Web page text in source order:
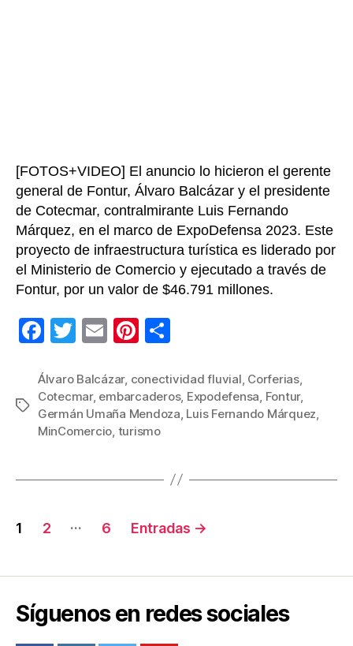
[FOTOS+VIDEO] El anuncio lo hicieron el gerente
general de Fontur, Álvaro Balcázar y el presidente
de Cotecmar, contralmirante Luis Fernando
Márquez, en el marco de ExpoDefensa 2023. Este
proyecto de infraestructura turística es liderado por
el Ministerio de Comercio y ejecutado a través de
Fontur, por un valor de $46.791 millones.
F
c
e
b
o
T
tt
er
E
ail
Pi
er
e
st
m
p
Etiquetas
Álvaro Balcázar, conectividad fluvial Corferias,
Cotecmar, embarcaderos, Expodefensa Fontur,
Germán Umaña Mendoza Luis Fernando Márquez
MinComercio turismo
Navegación
entradas
1 2 … 6 Entradas →
Síguenos en redes sociales